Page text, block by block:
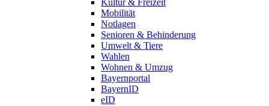
Kultur & Freizeit
Mobilität
Notlagen
Senioren & Behinderung
Umwelt & Tiere
Wahlen
Wohnen & Umzug
Bayernportal
BayernID
eID